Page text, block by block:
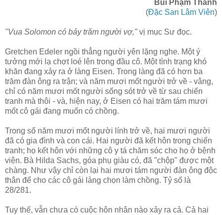
Bùi Phạm Thành
(Đặc San Lâm Viên)
"Vua Solomon có bảy trăm người vợ," vị mục Sư đọc.
Gretchen Edeler ngồi thẳng người yên lặng nghe. Một ý
tưởng mới lạ chợt loé lên trong đầu cô. Một tình trạng khó
khăn đang xảy ra ở làng Eisen. Trong làng đã có hơn ba
trăm đàn ông ra trận; và năm mươi mốt người trở về - vâng,
chỉ có năm mươi mốt người sống sót trở về từ sau chiến
tranh mà thôi - và, hiện nay, ở Eisen có hai trăm tám mươi
mốt cô gái đang muốn có chồng.
Trong số năm mươi mốt người lính trở về, hai mươi người
đã có gia đình và con cái. Hai người đã kết hôn trong chiến
tranh; họ kết hôn với những cô y tá chăm sóc cho họ ở bệnh
viện. Bà Hilda Sachs, góa phụ giàu có, đã "chộp" được một
chàng. Như vậy chỉ còn lại hai mươi tám người đàn ông độc
thân để cho các cô gái làng chọn làm chồng. Tỷ số là
28/281.
Tuy thế, vẫn chưa có cuộc hôn nhân nào xảy ra cả. Cả hai